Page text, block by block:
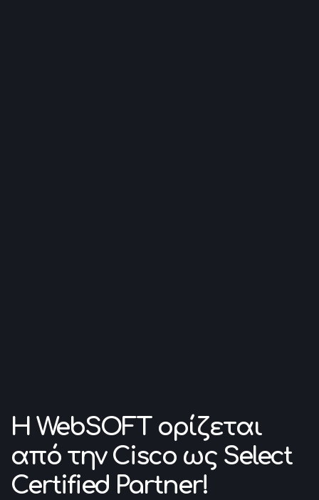
Η WebSOFT ορίζεται
από την Cisco ως Select
Certified Partner!